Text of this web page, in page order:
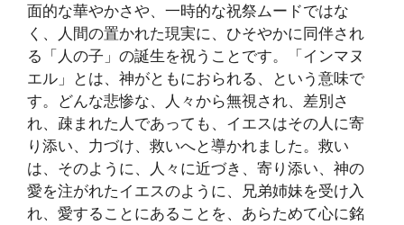
面的な華やかさや、一時的な祝祭ムードではな
く、人間の置かれた現実に、ひそやかに同伴され
る「人の子」の誕生を祝うことです。「インマヌ
エル」とは、神がともにおられる、という意味で
す。どんな悲惨な、人々から無視され、差別さ
れ、疎まれた人であっても、イエスはその人に寄
り添い、力づけ、救いへと導かれました。救い
は、そのように、人々に近づき、寄り添い、神の
愛を注がれたイエスのように、兄弟姉妹を受け入
れ、愛することにあることを、あらためて心に銘